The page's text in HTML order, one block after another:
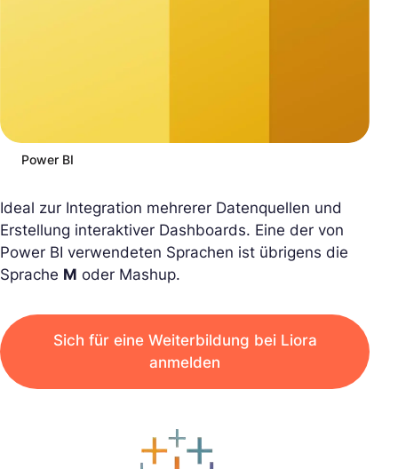
Power BI
Ideal zur Integration mehrerer Datenquellen und
Erstellung interaktiver Dashboards. Eine der von
Power BI verwendeten Sprachen ist übrigens die
Sprache M oder Mashup.
Sich für eine Weiterbildung bei Liora
anmelden